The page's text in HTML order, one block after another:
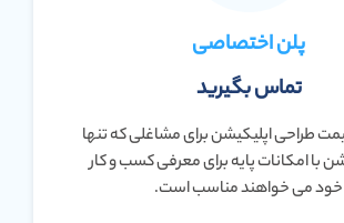
پلن اختصاصی
تماس بگیرید
طراحی اپلیکیشن برای مشاغلی که تنها
با امکانات پایه برای معرفی کسب و کار
خود می خواهند مناسب است.